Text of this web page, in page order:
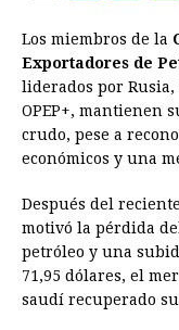
c
e
b
o
k
s
s
e
n
e
Los miembros de la
Exportadores de
liderados por
OPEP+, mantienen
crudo, pese a
económicos y una
Después del
motivó la pérdida
petróleo y una
71,95 dólares, el
saudí recuperado